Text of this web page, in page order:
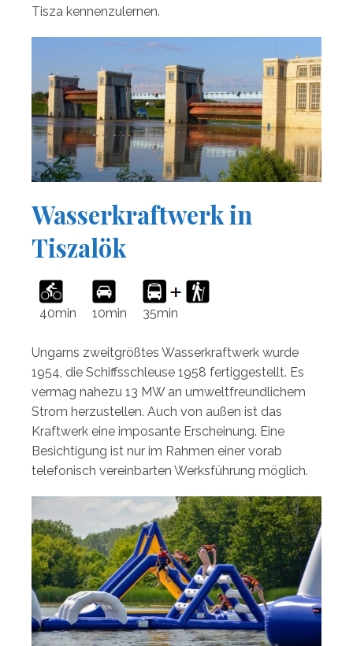
Tisza kennenzulernen.
Wasserkraftwerk in
Tiszalök
40min 10min 35min
Ungarns zweitgrößtes Wasserkraftwerk wurde
1954, die Schiffsschleuse 1958 fertiggestellt. Es
vermag nahezu 13 MW an umweltfreundlichem
Strom herzustellen. Auch von außen ist das
Kraftwerk eine imposante Erscheinung. Eine
Besichtigung ist nur im Rahmen einer vorab
telefonisch vereinbarten Werksführung möglich.